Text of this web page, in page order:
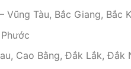
Vũng Tàu, Bắc Giang, Bắc
Cao Bằng, Đắk Lắk,